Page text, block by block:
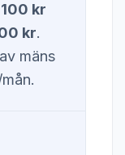
100 kr
kr.
mäns